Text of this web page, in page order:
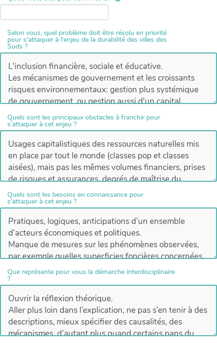
Selon vous, quel problème doit être résolu en priorité
pour s'attaquer à l'enjeu de la durabilité des villes des
Suds ?
Quels sont les principaux obstacles à franchir pour
s’attaquer à cet enjeu ?
Quels sont les besoins en connaissance pour
s'attaquer à cet enjeu ?
Que représente pour vous la démarche interdisciplinaire
?